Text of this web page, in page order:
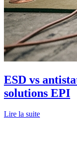
ESD vs
solutions EPI
Lire la suite